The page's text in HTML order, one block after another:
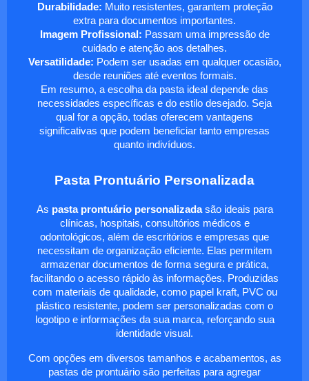
Durabilidade: Muito resistentes, garantem proteção
extra para documentos importantes.
Imagem Profissional: Passam uma impressão de
cuidado e atenção aos detalhes.
Versatilidade: Podem ser usadas em qualquer ocasião,
desde reuniões até eventos formais.
Em resumo, a escolha da pasta ideal depende das
necessidades específicas e do estilo desejado. Seja
qual for a opção, todas oferecem vantagens
significativas que podem beneficiar tanto empresas
quanto indivíduos.
Pasta Prontuário Personalizada
As pasta prontuário personalizadasão ideais para
clínicas, hospitais, consultórios médicos e
odontológicos, além de escritórios e empresas que
necessitam de organização eficiente. Elas permitem
armazenar documentos de forma segura e prática,
facilitando o acesso rápido às informações. Produzidas
com materiais de qualidade, como papel kraft, PVC ou
plástico resistente, podem ser personalizadas com o
logotipo e informações da sua marca, reforçando sua
identidade visual.
Com opções em diversos tamanhos e acabamentos, as
pastas de prontuário são perfeitas para agregar